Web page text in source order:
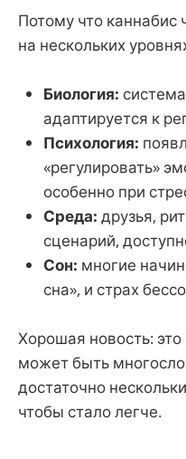
Потому что каннабис
на нескольких
Биология:
адаптируется к
Психология:
«регулировать»
особенно при
Среда: друзья,
сценарий,
Сон: многие
сна», и страх
Хорошая новость:
может быть
достаточно
чтобы стало легче.